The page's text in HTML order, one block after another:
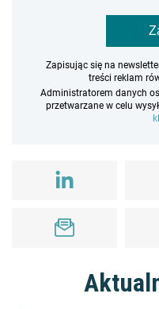
Zapisując się na
treści reklam
Administratorem danych
przetwarzane w celu